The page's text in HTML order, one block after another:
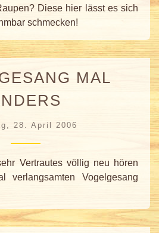
Diese hier lässt es sich
schmecken!
MAL
28. April 2006
Vertrautes völlig neu hören
Vogelgesang